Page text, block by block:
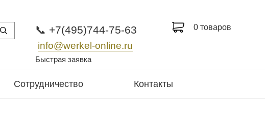
📞 +7(495)744-75-63
info@werkel-online.ru
Быстрая заявка
0 товаров
Сотрудничество Контакты